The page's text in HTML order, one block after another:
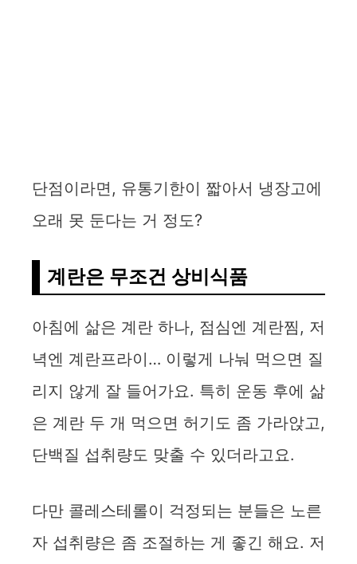
단점이라면, 유통기한이 짧아서 냉장고에
오래 못 둔다는 거 정도?
계란은 무조건 상비식품
아침에 삶은 계란 하나, 점심엔 계란찜, 저
녁엔 계란프라이… 이렇게 나눠 먹으면 질
리지 않게 잘 들어가요. 특히 운동 후에 삶
은 계란 두 개 먹으면 허기도 좀 가라앉고,
단백질 섭취량도 맞출 수 있더라고요.
다만 콜레스테롤이 걱정되는 분들은 노른
자 섭취량은 좀 조절하는 게 좋긴 해요. 저